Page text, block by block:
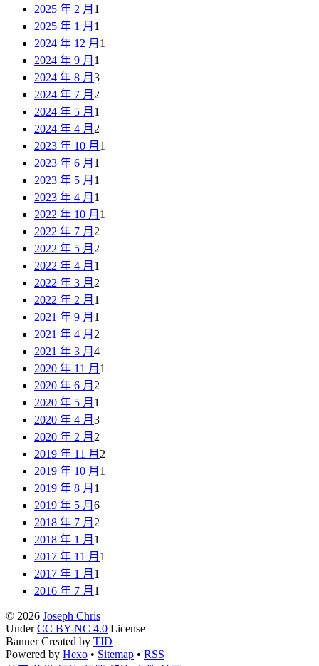
2025 年 2 月 1
2025 年 1 月 1
2024 年 12 月 1
2024 年 9 月 1
2024 年 8 月 3
2024 年 7 月 2
2024 年 5 月 1
2024 年 4 月 2
2023 年 10 月 1
2023 年 6 月 1
2023 年 5 月 1
2023 年 4 月 1
2022 年 10 月 1
2022 年 7 月 2
2022 年 5 月 2
2022 年 4 月 1
2022 年 3 月 2
2022 年 2 月 1
2021 年 9 月 1
2021 年 4 月 2
2021 年 3 月 4
2020 年 11 月 1
2020 年 6 月 2
2020 年 5 月 1
2020 年 4 月 3
2020 年 2 月 2
2019 年 11 月 2
2019 年 10 月 1
2019 年 8 月 1
2019 年 5 月 6
2018 年 7 月 2
2018 年 1 月 1
2017 年 11 月 1
2017 年 1 月 1
2016 年 7 月 1
© 2026 Joseph Chris
UnderCC BY-NC 4.0 License
Banner Created by TID
Powered by Hexo • Sitemap • RSS